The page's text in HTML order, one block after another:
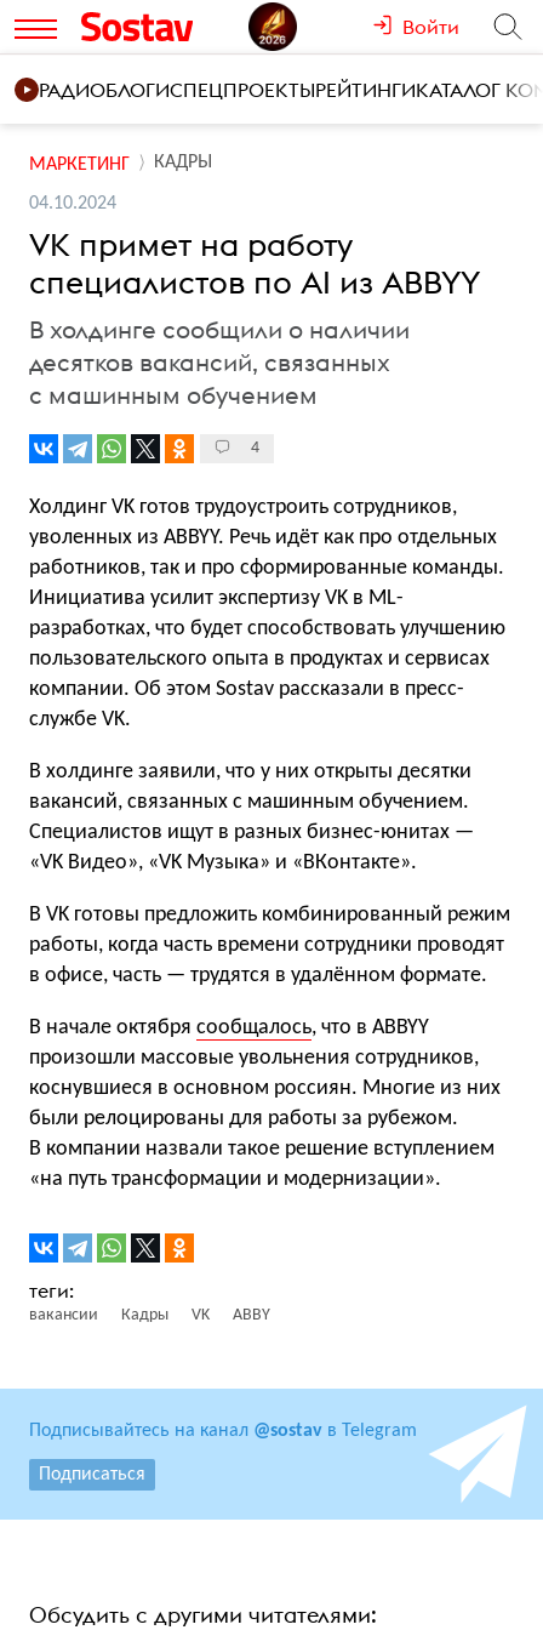
Войти
РАДИОБЛОГИСПЕЦПРОЕКТЫРЕЙТИНГИКАТАЛОГ
МАРКЕТИНГ КАДРЫ
04.10.2024
VK примет на работу
специалистов по AI из ABBYY
В холдинге сообщили о наличии
десятков вакансий, связанных
с машинным обучением
4
Холдинг VK готов трудоустроить сотрудников,
уволенных из ABBYY. Речь идёт как про отдельных
работников, так и про сформированные команды.
Инициатива усилит экспертизу VK в ML-
разработках, что будет способствовать улучшению
пользовательского опыта в продуктах и сервисах
компании. Об этом Sostav рассказали в пресс-
службе VK.
В холдинге заявили, что у них открыты десятки
вакансий, связанных с машинным обучением.
Специалистов ищут в разных бизнес-юнитах —
«VK Видео», «VK Музыка» и «ВКонтакте».
В VK готовы предложить комбинированный режим
работы, когда часть времени сотрудники проводят
в офисе, часть — трудятся в удалённом формате.
В начале октября сообщалось, что в ABBYY
произошли массовые увольнения сотрудников,
коснувшиеся в основном россиян. Многие из них
были релоцированы для работы за рубежом.
В компании назвали такое решение вступлением
«на путь трансформации и модернизации».
вакансии Кадры VK ABBY
Подписывайтесь на канал @sostav в Telegram
Подписаться
Обсудить с другими читателями: